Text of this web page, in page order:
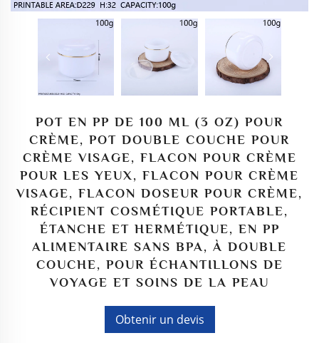
POT EN PP DE 100 ML (3 OZ) POUR
CRÈME, POT DOUBLE COUCHE POUR
CRÈME VISAGE, FLACON POUR CRÈME
POUR LES YEUX, FLACON POUR CRÈME
VISAGE, FLACON DOSEUR POUR CRÈME,
RÉCIPIENT COSMÉTIQUE PORTABLE,
ÉTANCHE ET HERMÉTIQUE, EN PP
ALIMENTAIRE SANS BPA, À DOUBLE
COUCHE, POUR ÉCHANTILLONS DE
VOYAGE ET SOINS DE LA PEAU
Obtenir un devis